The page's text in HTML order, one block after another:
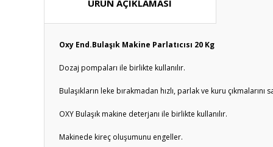
ÜRÜN AÇIKLAMASI
Oxy End.Bulaşık Makine Parlatıcısı 20 Kg
Dozaj pompaları ile birlikte kullanılır.
Bulaşıkların leke bırakmadan hızlı, parlak ve kuru çıkmalarını
OXY Bulaşık makine deterjanı ile birlikte kullanılır.
Makinede kireç oluşumunu engeller.